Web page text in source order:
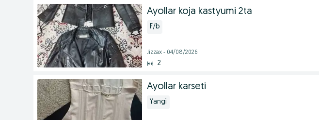
Ayollar koja kastyumi 2ta
F/b
Jizzax - 04/08/2026
2
Ayollar karseti
Yangi